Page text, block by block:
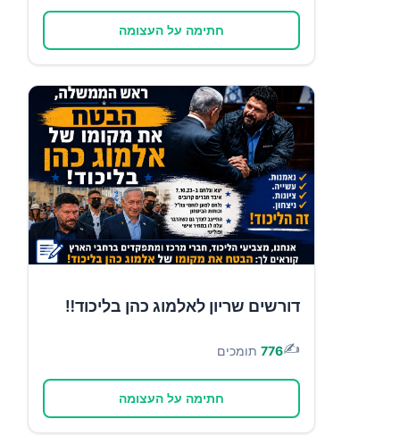
חתימה על העצומה
דורשים שריון לאלמוג כהן בליכוד‼️
✍️
776 תומכים
חתימה על העצומה